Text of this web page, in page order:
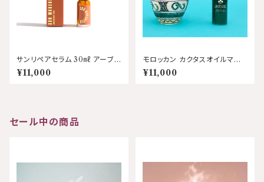
サンリペアセラム 30㎖ アーブ
アポセカリー
¥11,000
モロッカン カクタスオイルマス
ク 30㎖ ダバブ
¥11,000
セール中の商品